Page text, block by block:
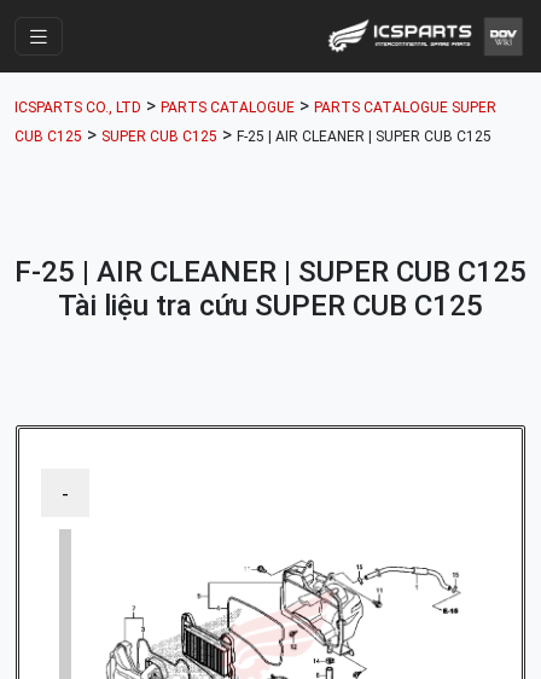
Cửa Hàng
Nhóm Phụ Tùng
Tài khoản
ICSPARTS CO., LTD > PARTS CATALOGUE > PARTS CATALOGUE SUPER
CUB C125 > SUPER CUB C125 > F-25 | AIR CLEANER | SUPER CUB C125
F-25 | AIR CLEANER | SUPER CUB C125
Tài liệu tra cứu SUPER CUB C125
-